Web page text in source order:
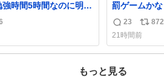
時間5時間なのに明後
罰ゲームかな
返
信
数
23
リ
ポ
ス
872
21時間前
もっと見る